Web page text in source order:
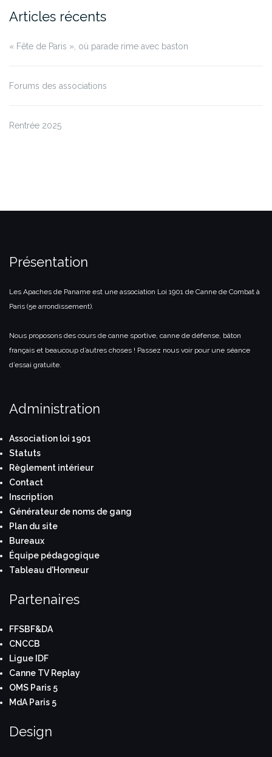
Articles récents
« Fête de Paris », où parade rime avec baston
Forums des associations
Rentrée 2025
Présentation
Les Apaches de Paname est une association Loi 1901 de Canne de Combat à
Paris (5e arrondissement).
Nous proposons des cours de canne sportive, canne de défense, bâton
français et beaucoup d’autres choses ! Passez nous voir pour une séance
d’essai gratuite.
Administration
Association loi 1901
Statuts
Règlement intérieur
Contact
Inscription
Générateur de noms de gang
Plan du site
Bureaux
Équipe pédagogique
Tableau d'Honneur
Partenaires
FFSBF&DA
CNCCB
Ligue IDF
Canne TV Replay
OMS Paris 5
MdA Paris 5
Design